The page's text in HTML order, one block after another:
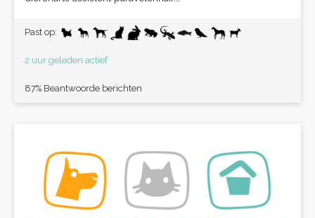
Past op:
2 uur geleden actief
87% Beantwoorde berichten